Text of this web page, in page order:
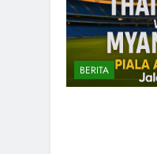
BERITA